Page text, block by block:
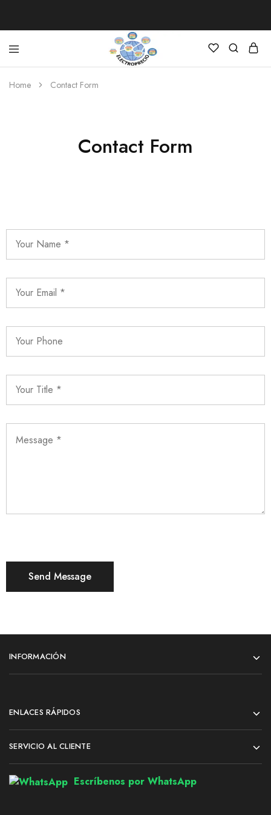
Electroprecio
Home Contact Form
Contact Form
INFORMACIÓN
ENLACES RÁPIDOS
SERVICIO AL CLIENTE
Escríbenos por WhatsApp